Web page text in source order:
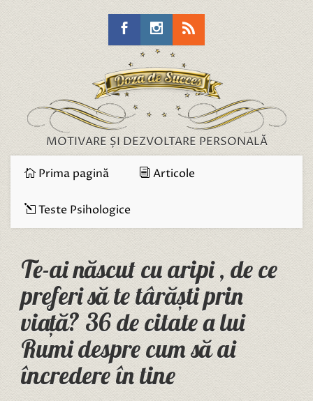
MOTIVARE ȘI DEZVOLTARE PERSONALĂ
Prima pagină Articole
Teste Psihologice
Te-ai născut cu aripi , de ce
preferi să te târăști prin
viață? 36 de citate a lui
Rumi despre cum să ai
încredere în tine